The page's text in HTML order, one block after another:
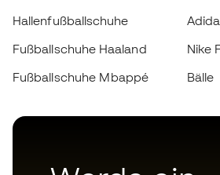
Hallenfußballschuhe
Fußballschuhe Haaland
Fußballschuhe Mbappé
Nike
Bälle